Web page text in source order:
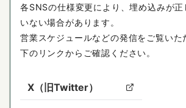
各SNSの仕様変更により、埋め込みが正
いない場合があります。
営業スケジュールなどの発信をご覧いた
下のリンクからご確認ください。
X（旧Twitter）